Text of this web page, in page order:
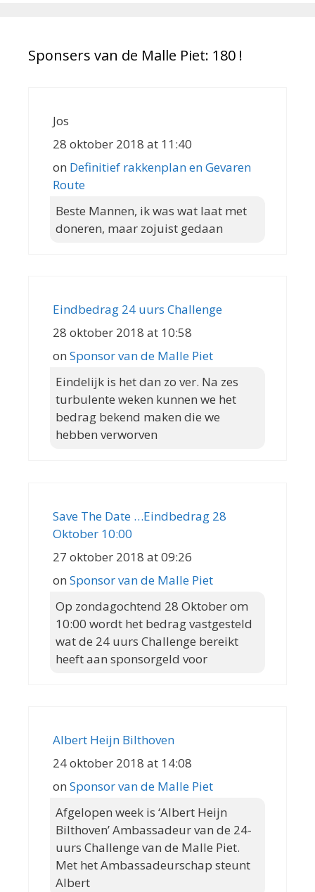
www.mallepiet.com onder info 24-uurs
Challenge of klik hier.
Sponsers van de Malle Piet: 180 !
Jos
28 oktober 2018 at 11:40
on Definitief rakkenplan en Gevaren
Route
Beste Mannen, ik was wat laat met
doneren, maar zojuist gedaan
Eindbedrag 24 uurs Challenge
28 oktober 2018 at 10:58
on Sponsor van de Malle Piet
Eindelijk is het dan zo ver. Na zes
turbulente weken kunnen we het
bedrag bekend maken die we
hebben verworven
Save The Date …Eindbedrag 28
Oktober 10:00
27 oktober 2018 at 09:26
on Sponsor van de Malle Piet
Op zondagochtend 28 Oktober om
10:00 wordt het bedrag vastgesteld
wat de 24 uurs Challenge bereikt
heeft aan sponsorgeld voor
Albert Heijn Bilthoven
24 oktober 2018 at 14:08
on Sponsor van de Malle Piet
Afgelopen week is ‘Albert Heijn
Bilthoven’ Ambassadeur van de 24-
uurs Challenge van de Malle Piet.
Met het Ambassadeurschap steunt
Albert